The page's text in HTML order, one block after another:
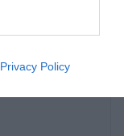
Privacy Policy